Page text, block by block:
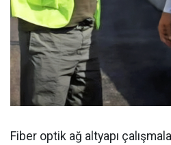
Fiber optik ağ altyapı